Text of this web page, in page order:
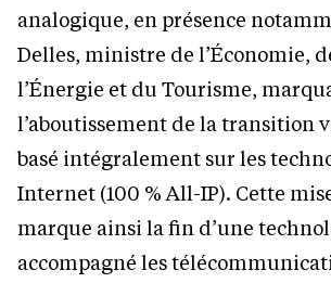
analogique, en présence
Delles, ministre de l’Économie,
l’Énergie et du Tourisme,
l’aboutissement de la transition
basé intégralement sur les
Internet (100 % All-IP). Cette
marque ainsi la fin d’une
accompagné les